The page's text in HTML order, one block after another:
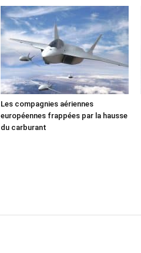
Les compagnies aériennes
européennes frappées par la hausse
du carburant